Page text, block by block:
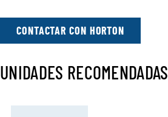
CONTACTAR CON HORTON
UNIDADES RECOMENDADAS